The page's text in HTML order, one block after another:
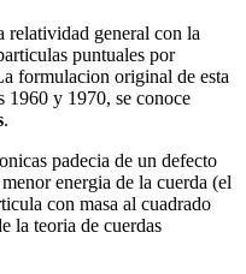
relatividad general con la
puntuales por
formulacion original de esta
1960 y 1970, se conoce
.
padecia de un defecto
energia de la cuerda (el
con masa al cuadrado
la teoria de cuerdas